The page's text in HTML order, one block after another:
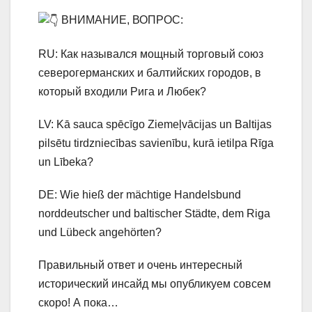
ВНИМАНИЕ, ВОПРОС:
RU: Как назывался мощный торговый союз
северогерманских и балтийских городов, в
который входили Рига и Любек?
LV: Kā sauca spēcīgo Ziemeļvācijas un Baltijas
pilsētu tirdzniecības savienību, kurā ietilpa Rīga
un Lībeka?
DE: Wie hieß der mächtige Handelsbund
norddeutscher und baltischer Städte, dem Riga
und Lübeck angehörten?
Правильный ответ и очень интересный
исторический инсайд мы опубликуем совсем
скоро! А пока…